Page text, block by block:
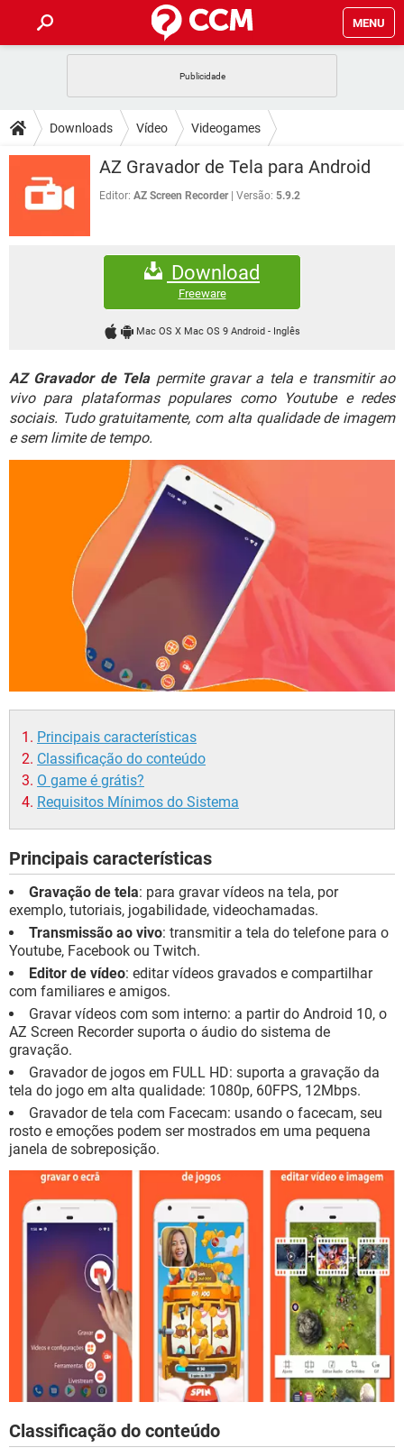
MENU
CELULAR FACEBOOK
EXCEL
INSTAGRAM GMAIL
DICAS
JOGOS WHATSAPP
CELULAR FACEBOOK
OUTLOOK
JOGOS WHATSAPP
EXCEL
GMAIL
FÓRUM
FACEBOOK
EXCEL
GMAIL
WHATSAPP
INSTAGRAM GMAIL
GUIA DE COMPRAS
Downloads Vídeo Videogames
AZ Gravador de Tela para Android
Editor: AZ Screen Recorder Versão: 5.9.2
Download
Freeware
Mac OS X Mac OS 9 Android- Inglês
AZ Gravador de Telapermite gravar a tela e transmitir ao
vivo para plataformas populares como Youtube e redes
sociais. Tudo gratuitamente, com alta qualidade de imagem
e sem limite de tempo.
Principais características
Classificação do conteúdo
O game é grátis?
Requisitos Mínimos do Sistema
Principais características
Gravação de tela: para gravar vídeos na tela, por
exemplo, tutoriais, jogabilidade, videochamadas.
Transmissão ao vivo: transmitir a tela do telefone para o
Youtube, Facebook ou Twitch.
Editor de vídeo: editar vídeos gravados e compartilhar
com familiares e amigos.
Gravar vídeos com som interno: a partir do Android 10, o
AZ Screen Recorder suporta o áudio do sistema de
gravação.
Gravador de jogos em FULL HD: suporta a gravação da
tela do jogo em alta qualidade: 1080p, 60FPS, 12Mbps.
Gravador de tela com Facecam: usando o facecam, seu
rosto e emoções podem ser mostrados em uma pequena
janela de sobreposição.
Classificação do conteúdo